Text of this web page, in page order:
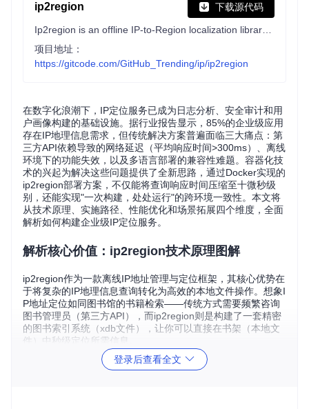
ip2region 下载源代码
项目地址：
https://gitcode.com/GitHub_Trending/ip/ip2region
在数字化浪潮下，IP定位服务已成为日志分析、安全审计和用
户画像构建的基础设施。据行业报告显示，85%的企业级应用
存在IP地理信息需求，但传统解决方案普遍面临三大痛点：第
三方API依赖导致的网络延迟（平均响应时间>300ms）、离线
环境下的功能失效，以及多语言部署的兼容性难题。容器化技
术的兴起为解决这些问题提供了全新思路，通过Docker实现的
ip2region部署方案，不仅能将查询响应时间压缩至十微秒级
别，还能实现"一次构建，处处运行"的跨环境一致性。本文将
从技术原理、实施路径、性能优化和场景拓展四个维度，全面
解析如何构建企业级IP定位服务。
解析核心价值：ip2region技术原理图解
ip2region作为一款离线IP地址管理与定位框架，其核心优势在
于将复杂的IP地理信息查询转化为高效的本地文件操作。想象I
P地址定位如同图书馆的书籍检索——传统方式需要频繁咨询
图书管理员（第三方API），而ip2region则是构建了一套精密
的图书索引系统（xdb文件），让你可以直接在书架（本地文
件）中秒级定位所需信息。
登录后查看全文